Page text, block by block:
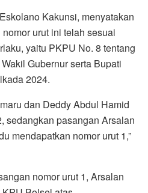
Kakunsi, menyatakan
urut ini telah sesuai
yaitu PKPU No. 8 tentang
Gubernur serta Bupati
2024.
dan Deddy Abdul Hamid
sedangkan pasangan Arsalan
mendapatkan nomor urut 1,”
nomor urut 1, Arsalan